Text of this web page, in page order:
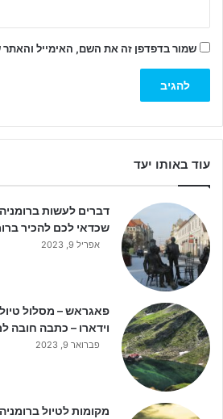
שמור בדפדפן זה את השם, האימייל
עוד באותו יעד
דברים לעשות
שכדאי לכם להכיר
אפריל 9, 2023
פאגראש – מסלול
וידארו – כתבה חובה
פברואר 9, 2023
מקומות לטיול